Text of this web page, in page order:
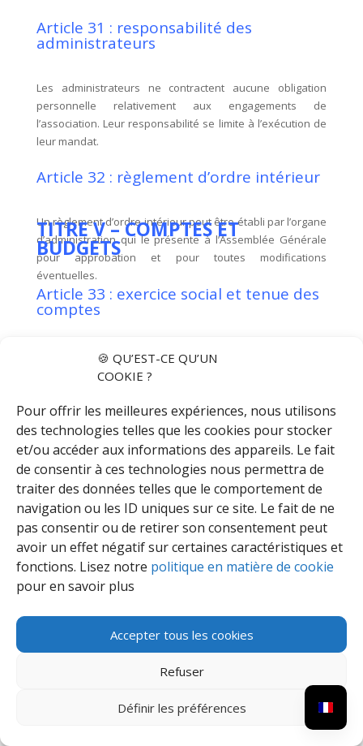
🍪 QU’EST-CE QU’UN
COOKIE ?
Pour offrir les meilleures expériences, nous utilisons
des technologies telles que les cookies pour stocker
et/ou accéder aux informations des appareils. Le fait
de consentir à ces technologies nous permettra de
traiter des données telles que le comportement de
navigation ou les ID uniques sur ce site. Le fait de ne
pas consentir ou de retirer son consentement peut
avoir un effet négatif sur certaines caractéristiques et
fonctions. Lisez notre politique en matière de cookie
pour en savoir plus
Accepter tous les cookies
Refuser
Définir les préférences
Article 31 : responsabilité des
administrateurs
Les administrateurs ne contractent aucune obligation
personnelle relativement aux engagements de
l’association. Leur responsabilité se limite à l’exécution de
leur mandat.
Article 32 : règlement d’ordre intérieur
Un règlement d’ordre intérieur peut être établi par l’organe
d’administration qui le présente à l’Assemblée Générale
pour approbation et pour toutes modifications
éventuelles.
TITRE V – COMPTES ET
BUDGETS
Article 33 : exercice social et tenue des
comptes
L’exercice social de l’association commence le 1er janvier
et se termine le 31 décembre suivant.
écoulée selon les dispositions prévues au Livre 3 du Code
des sociétés et des associations tel qu’adopté par la loi du
23 mars 2019 et au Livre III, Titre 3, Chapitre 2 du Code de
droit économique tel que modifié par la loi du 15 avril 2018,
ainsi que le budget de l’année suivante.
Les comptes et le budget sont soumis à l’approbation de
l’Assemblée Générale annuelle, au plus tard le 30 juin de
l’année qui suit l’exercice écoulé et en tout cas avant de le
soumettre au pouvoir subsidiant.
TITRE VI – DISSOLUTION,
gratuit d’universalité,
transformation
Article 34 : dissolution
Sauf dissolution judiciaire, seule l’Assemblée Générale
peut prononcer la dissolution de l’association